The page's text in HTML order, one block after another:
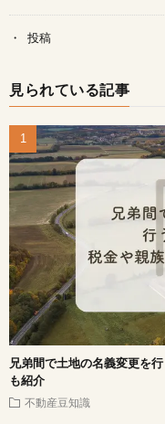
投稿
見られている記事
兄弟間で土地の名義変更を
も紹介
不動産豆知識